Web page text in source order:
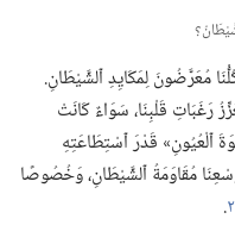
مُعَرَّضُونَ لِمَكَايِدِ ٱلشَّيْطَانِ.‏
رَغَبَاتِ قَلْبِنَا،‏ سَوَاءٌ كَانَتْ
ٱلْعُيُونِ» قَدْرَ ٱسْتِطَاعَتِهِ
مُقَاوَمَةُ ٱلشَّيْطَانِ،‏ وَخُصُوصًا
‏.‏